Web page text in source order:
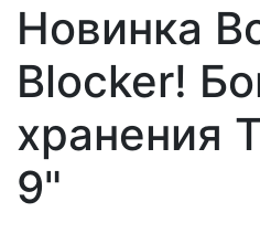
Новинка
Blocker!
хранения
9"